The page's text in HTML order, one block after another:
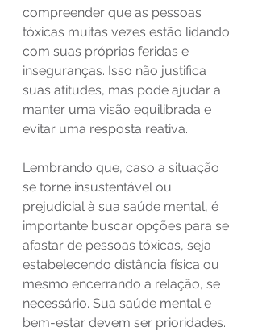
compreender que as pessoas
tóxicas muitas vezes estão lidando
com suas próprias feridas e
inseguranças. Isso não justifica
suas atitudes, mas pode ajudar a
manter uma visão equilibrada e
evitar uma resposta reativa.
Lembrando que, caso a situação
se torne insustentável ou
prejudicial à sua saúde mental, é
importante buscar opções para se
afastar de pessoas tóxicas, seja
estabelecendo distância física ou
mesmo encerrando a relação, se
necessário. Sua saúde mental e
bem-estar devem ser prioridades.